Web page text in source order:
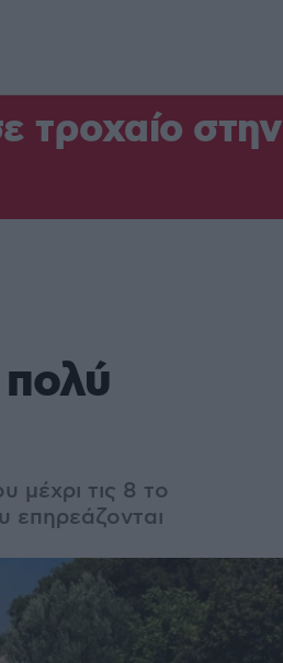
τροχαίο στην
μέχρι τις 8 το
επηρεάζονται